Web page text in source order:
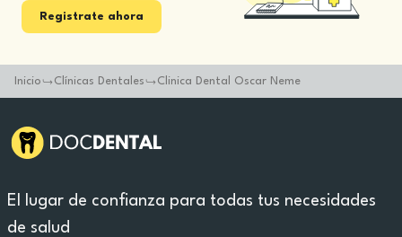
Registrate ahora
Inicio Clínicas Dentales Clinica Dental Oscar Neme
El lugar de confianza para todas tus necesidades
de salud